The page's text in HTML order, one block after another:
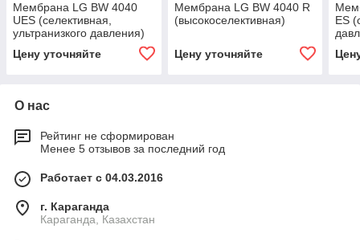
Мембрана LG BW 4040
UES (селективная,
ультранизкого давления)
Цену уточняйте
Мембрана LG BW 4040 R
(высокоселективная)
Цену уточняйте
ES
О нас
Рейтинг не сформирован
Менее 5 отзывов за последний год
Работает с 04.03.2016
г. Караганда
Караганда, Казахстан